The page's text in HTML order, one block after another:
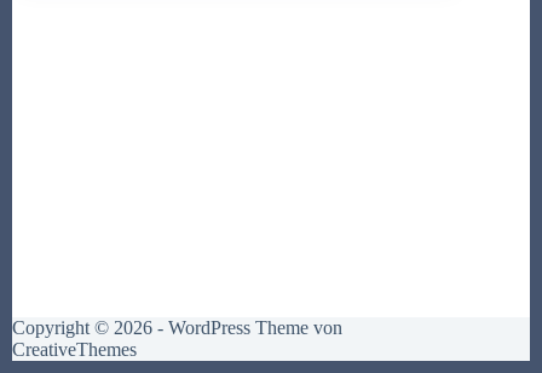
Copyright © 2026 - WordPress Theme von
CreativeThemes